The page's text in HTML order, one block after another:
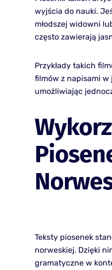
wyjścia do nauki.
młodszej widowni
często zawierają
Przykłady takich
filmów z napisami w
umożliwiając
Teksty piosenek
norweskiej. Dzięki
gramatyczne w